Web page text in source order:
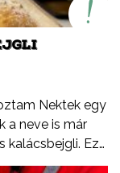
Nektek egy
a neve is már
kalácsbejgli. Ez
a bejgli